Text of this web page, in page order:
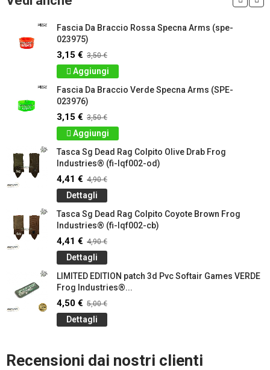
Fascia Da Braccio Rossa Specna Arms (spe-
023975)
3,15 € 3,50 €
Aggiungi
Fascia Da Braccio Verde Specna Arms (SPE-
023976)
3,15 € 3,50 €
Aggiungi
Tasca Sg Dead Rag Colpito Olive Drab Frog
Industries® (fi-lqf002-od)
4,41 € 4,90 €
Dettagli
Tasca Sg Dead Rag Colpito Coyote Brown Frog
Industries® (fi-lqf002-cb)
4,41 € 4,90 €
Dettagli
LIMITED EDITION patch 3d Pvc Softair Games VERDE
Frog Industries®...
4,50 € 5,00 €
Dettagli
Recensioni dai nostri clienti